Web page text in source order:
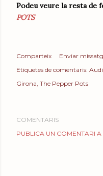
Podeu veure la resta de
POTS
Comparteix
Enviar
Etiquetes de comentaris:
Girona The Pepper Pots
COMENTARIS
PUBLICA UN COMENTARI